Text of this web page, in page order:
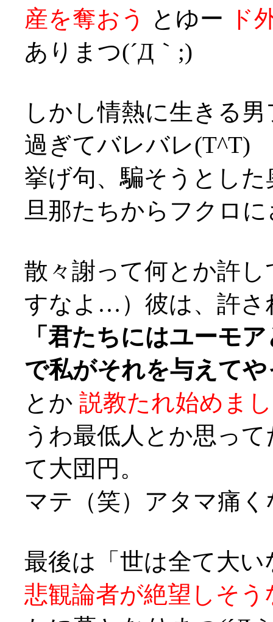
産を奪おう
とゆー
ド
ありまつ(´Д｀;)
しかし情熱に生きる
過ぎてバレバレ(T^T)
挙げ句、騙そうとし
旦那たちからフクロ
散々謝って何とか許
すなよ…）彼は、許さ
「君たちにはユーモ
で私がそれを与えて
とか 説教たれ始めま
うわ最低人とか思っ
て大団円。
マテ（笑）アタマ痛
最後は「世は全て大
悲観論者が絶望しそう